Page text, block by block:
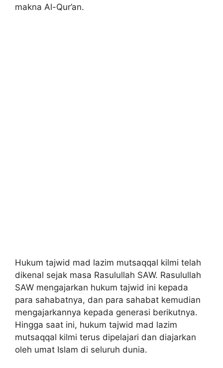
makna Al-Qur’an.
Hukum tajwid mad lazim mutsaqqal kilmi telah
dikenal sejak masa Rasulullah SAW. Rasulullah
SAW mengajarkan hukum tajwid ini kepada
para sahabatnya, dan para sahabat kemudian
mengajarkannya kepada generasi berikutnya.
Hingga saat ini, hukum tajwid mad lazim
mutsaqqal kilmi terus dipelajari dan diajarkan
oleh umat Islam di seluruh dunia.